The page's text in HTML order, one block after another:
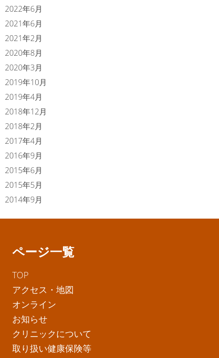
2022年6月
2021年6月
2021年2月
2020年8月
2020年3月
2019年10月
2019年4月
2018年12月
2018年2月
2017年4月
2016年9月
2015年6月
2015年5月
2014年9月
ページ一覧
TOP
アクセス・地図
オンライン
お知らせ
クリニックについて
取り扱い健康保険等